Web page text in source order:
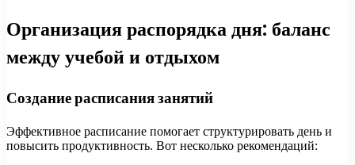
Организация распорядка дня: баланс
между учебой и отдыхом
Создание расписания занятий
Эффективное расписание помогает структурировать день и
повысить продуктивность. Вот несколько рекомендаций: